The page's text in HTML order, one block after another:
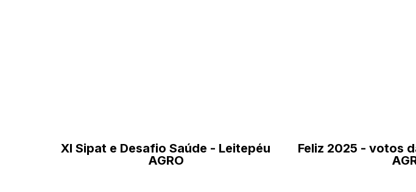
XI Sipat e Desafio Saúde - Leitepéu
AGRO
Feliz 2025 - votos